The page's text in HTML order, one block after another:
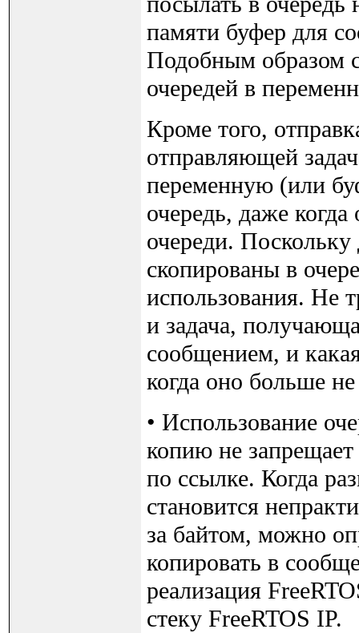
памяти буфер для
Подобным образом
очередей в
Кроме того,
отправляющей
переменную (или
очередь, даже
очереди.
скопированы в
использования. Не
и задача,
сообщением, и
когда оно больше не
• Использование
копию не запрещает
по ссылке. Когда
становится
за байтом, можно
копировать в
реализация
стеку FreeRTOS IP.